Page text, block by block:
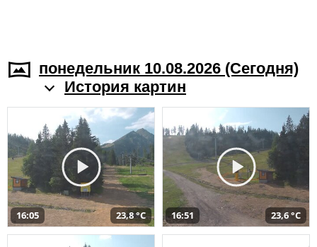
понедельник 10.08.2026 (Cегодня)
История картин
16:05 23,8 °C 16:51 23,6 °C